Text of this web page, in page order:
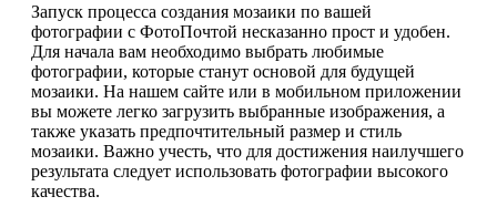
Запуск процесса создания мозаики по вашей
фотографии с ФотоПочтой несказанно прост и удобен.
Для начала вам необходимо выбрать любимые
фотографии, которые станут основой для будущей
мозаики. На нашем сайте или в мобильном приложении
вы можете легко загрузить выбранные изображения, а
также указать предпочтительный размер и стиль
мозаики. Важно учесть, что для достижения наилучшего
результата следует использовать фотографии высокого
качества.